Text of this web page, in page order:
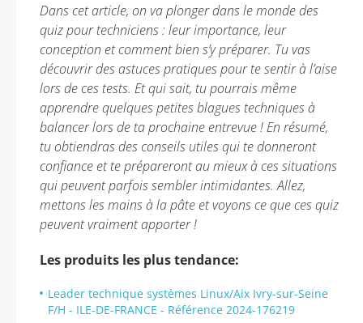
Dans cet article, on va plonger dans le monde des
quiz pour techniciens : leur importance, leur
conception et comment bien s’y préparer. Tu vas
découvrir des astuces pratiques pour te sentir à l’aise
lors de ces tests. Et qui sait, tu pourrais même
apprendre quelques petites blagues techniques à
balancer lors de ta prochaine entrevue ! En résumé,
tu obtiendras des conseils utiles qui te donneront
confiance et te prépareront au mieux à ces situations
qui peuvent parfois sembler intimidantes. Allez,
mettons les mains à la pâte et voyons ce que ces quiz
peuvent vraiment apporter !
Les produits les plus tendance:
Leader technique systèmes Linux/Aix Ivry-sur-Seine
F/H - ILE-DE-FRANCE - Référence 2024-176219